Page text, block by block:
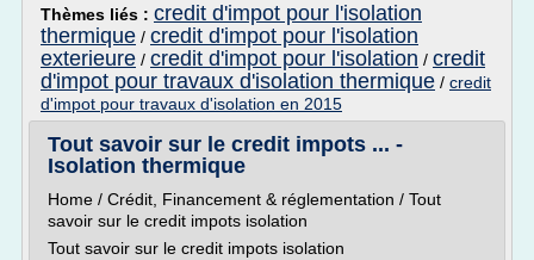
Thèmes liés : credit d'impot pour l'isolation
thermique / credit d'impot pour l'isolation
exterieure / credit d'impot pour l'isolation / credit
d'impot pour travaux d'isolation thermique / credit
d'impot pour travaux d'isolation en 2015
Tout savoir sur le credit impots ... -
Isolation thermique
Home / Crédit, Financement & réglementation / Tout
savoir sur le credit impots isolation
Tout savoir sur le credit impots isolation